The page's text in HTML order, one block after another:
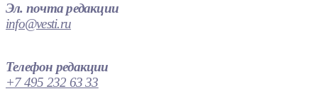
Эл. почта редакции
info@vesti.ru
Телефон редакции
+7 495 232 63 33